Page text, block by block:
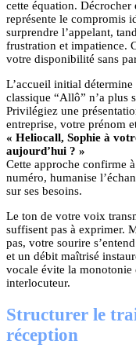
cette équation. Décrocher
représente le compromis
surprendre l’appelant,
frustration et impatience.
votre disponibilité sans
L’accueil initial détermine
classique “Allô” n’a plus
Privilégiez une
entreprise, votre prénom
« Heliocall, Sophie à
aujourd’hui ? »
Cette approche confirme
numéro, humanise
sur ses besoins.
Le ton de votre voix
suffisent pas à exprimer.
pas, votre sourire
et un débit maîtrisé
vocale évite la monotonie
interlocuteur.
Structurer le
réception